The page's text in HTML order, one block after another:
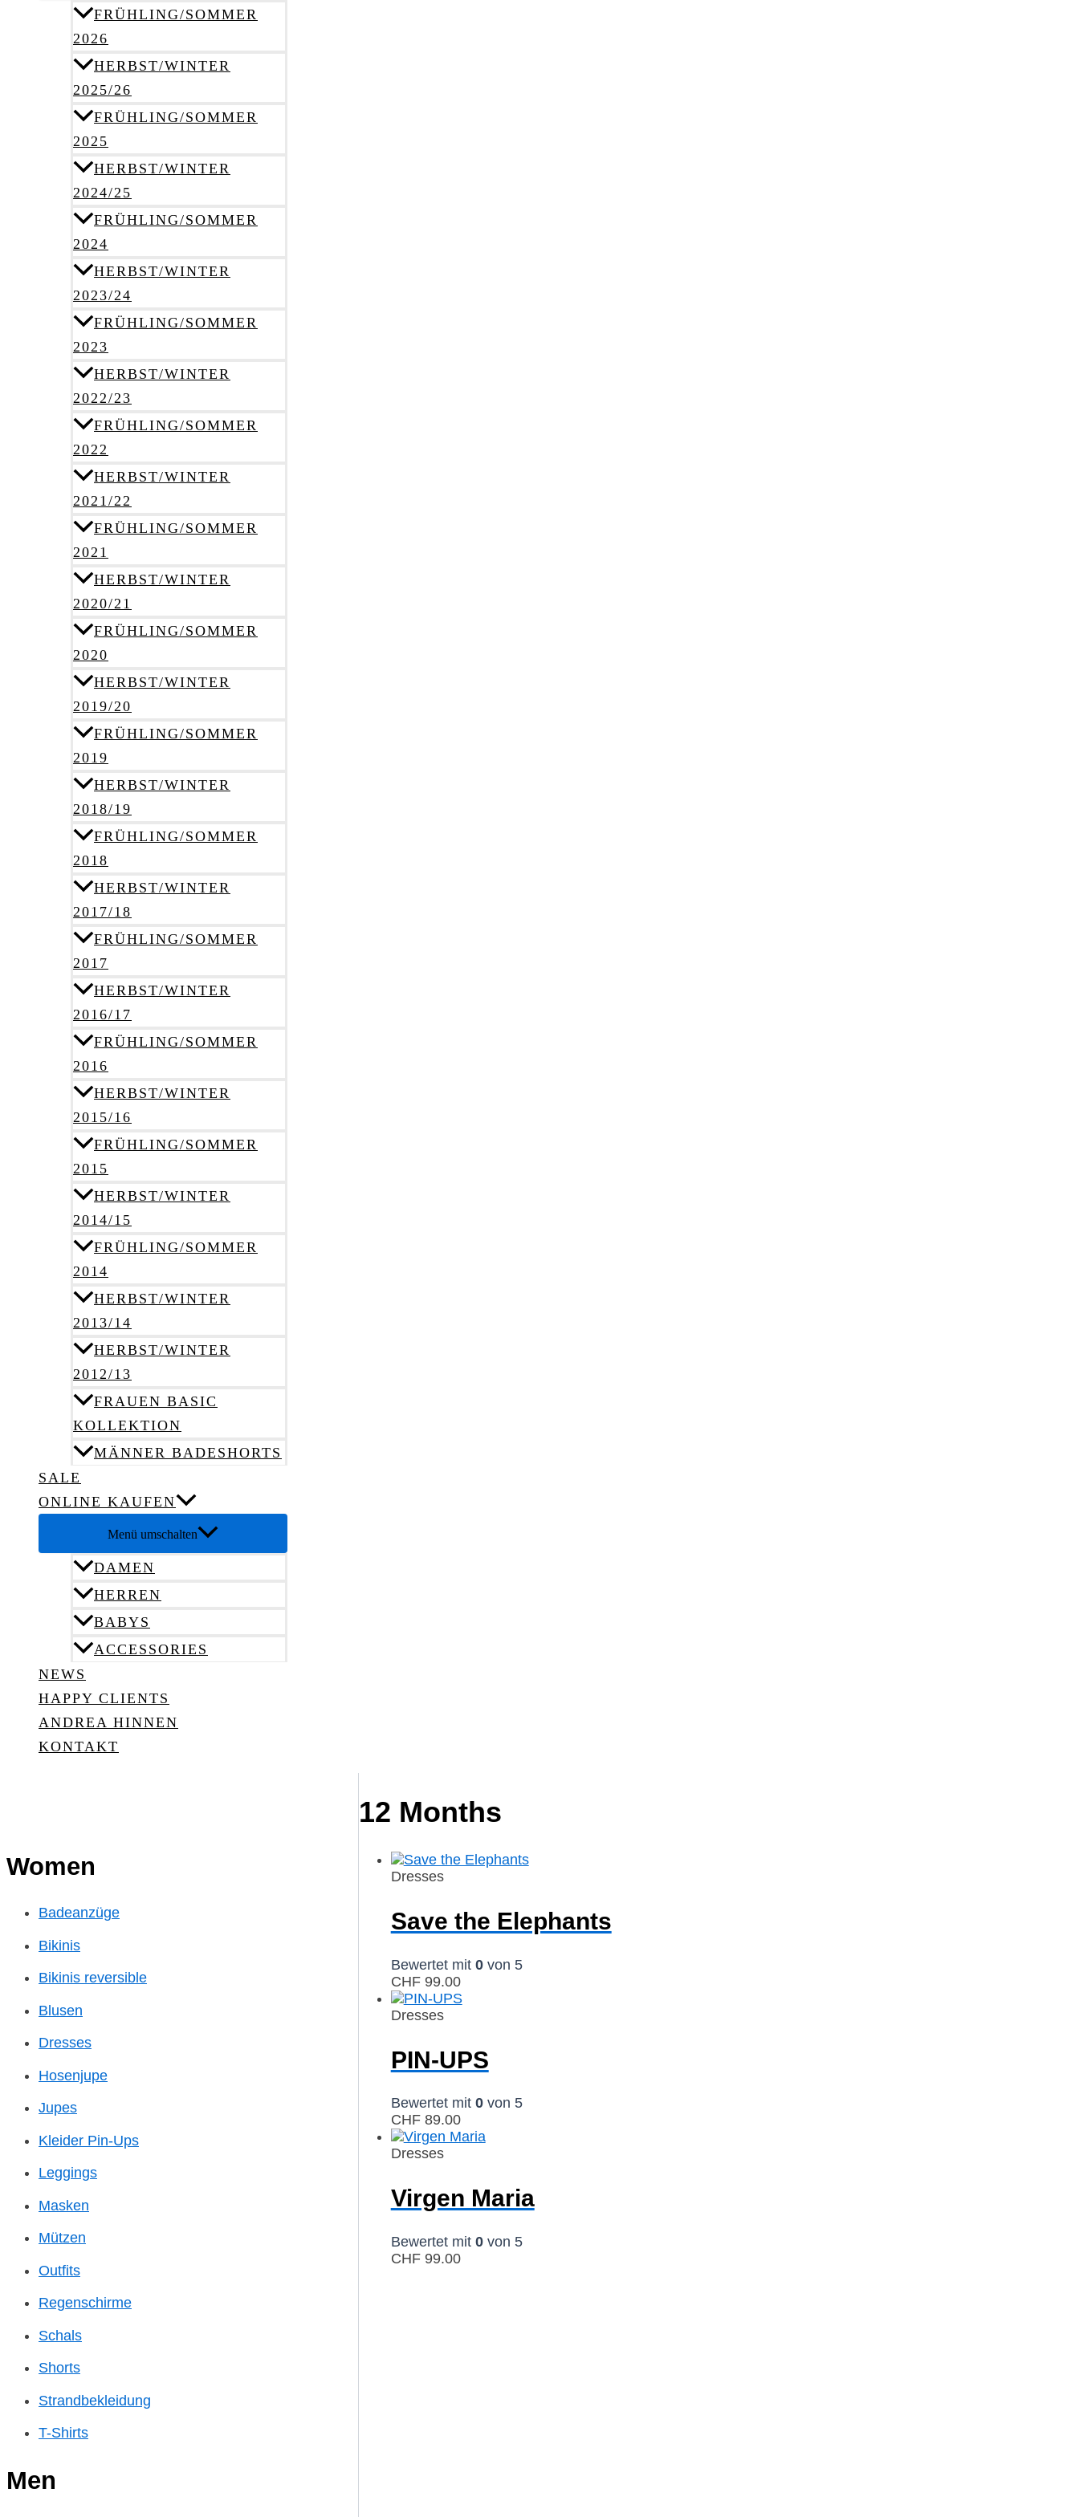
FRÜHLING/SOMMER
2026
HERBST/WINTER
2025/26
FRÜHLING/SOMMER
2025
HERBST/WINTER
2024/25
FRÜHLING/SOMMER
2024
HERBST/WINTER
2023/24
FRÜHLING/SOMMER
2023
HERBST/WINTER
2022/23
FRÜHLING/SOMMER
2022
HERBST/WINTER
2021/22
FRÜHLING/SOMMER
2021
HERBST/WINTER
2020/21
FRÜHLING/SOMMER
2020
HERBST/WINTER
2019/20
FRÜHLING/SOMMER
2019
HERBST/WINTER
2018/19
FRÜHLING/SOMMER
2018
HERBST/WINTER
2017/18
FRÜHLING/SOMMER
2017
HERBST/WINTER
2016/17
FRÜHLING/SOMMER
2016
HERBST/WINTER
2015/16
FRÜHLING/SOMMER
2015
HERBST/WINTER
2014/15
FRÜHLING/SOMMER
2014
HERBST/WINTER
2013/14
HERBST/WINTER
2012/13
FRAUEN BASIC
KOLLEKTION
MÄNNER BADESHORTS
SALE
ONLINE KAUFEN
Menü umschalten
DAMEN
HERREN
BABYS
ACCESSORIES
NEWS
HAPPY CLIENTS
ANDREA HINNEN
KONTAKT
Women
Badeanzüge
Bikinis
Bikinis reversible
Blusen
Dresses
Hosenjupe
Jupes
Kleider Pin-Ups
Leggings
Masken
Mützen
Outfits
Regenschirme
Schals
Shorts
Strandbekleidung
T-Shirts
Men
12 Months
Dresses
Save the Elephants
Bewertet mit 0von 5
CHF99.00
Dresses
PIN-UPS
Bewertet mit 0von 5
CHF89.00
Dresses
Virgen Maria
Bewertet mit 0von 5
CHF99.00